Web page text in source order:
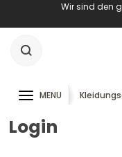
Wir sind den
MENU
Login